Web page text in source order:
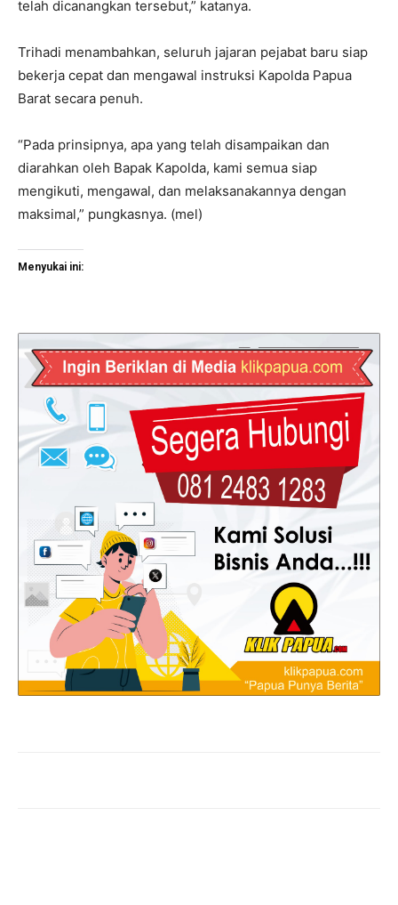
telah dicanangkan tersebut,” katanya.
Trihadi menambahkan, seluruh jajaran pejabat baru siap
bekerja cepat dan mengawal instruksi Kapolda Papua
Barat secara penuh.
“Pada prinsipnya, apa yang telah disampaikan dan
diarahkan oleh Bapak Kapolda, kami semua siap
mengikuti, mengawal, dan melaksanakannya dengan
maksimal,” pungkasnya. (mel)
Menyukai ini: